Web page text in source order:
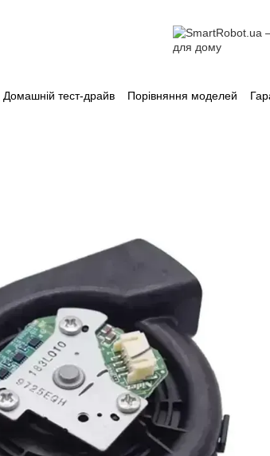
Домашній тест-драйв Порівняння моделей